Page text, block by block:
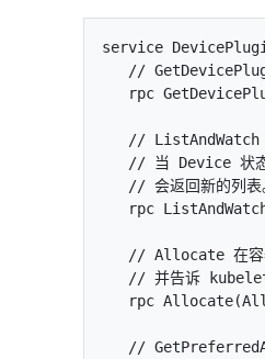
service
//
rpc
// ListAndWatch
// 当 Device 状
// 会返回新的列表
rpc
// Allocate 在容
// 并告诉
rpc
//